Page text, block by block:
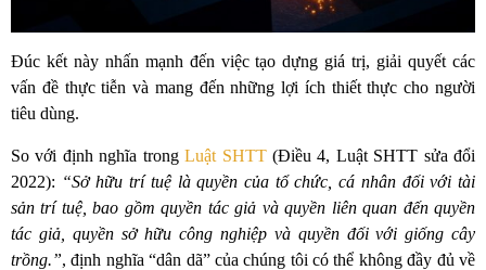
Đúc kết này nhấn mạnh đến việc tạo dựng giá trị, giải quyết các
vấn đề thực tiễn và mang đến những lợi ích thiết thực cho người
tiêu dùng.
So với định nghĩa trongLuật SHTT(Điều 4, Luật SHTT sửa đổi
2022): “Sở hữu trí tuệ là quyền của tổ chức, cá nhân đối với tài
sản trí tuệ, bao gồm quyền tác giả và quyền liên quan đến quyền
tác giả, quyền sở hữu công nghiệp và quyền đối với giống cây
trồng.”, định nghĩa “dân dã” của chúng tôi có thể không đầy đủ về